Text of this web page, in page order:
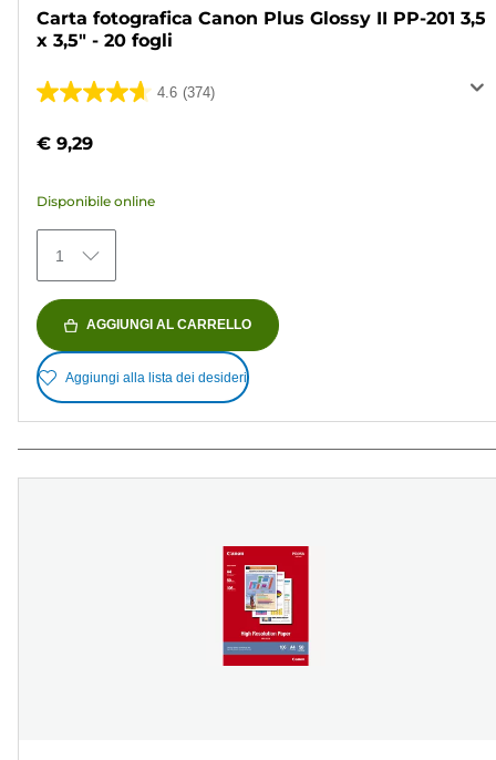
Carta fotografica Canon Plus Glossy II PP-201 3,5
x 3,5" - 20 fogli
4.6 (374)
4.6
5
374
recensioni
€ 9,29
Disponibile online
1
AGGIUNGI AL CARRELLO
Aggiungi alla lista dei desideri